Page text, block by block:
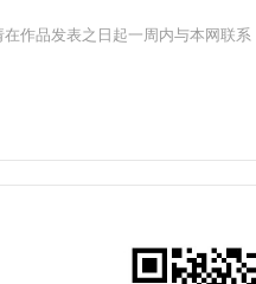
作品发表之日起一周内与本网联